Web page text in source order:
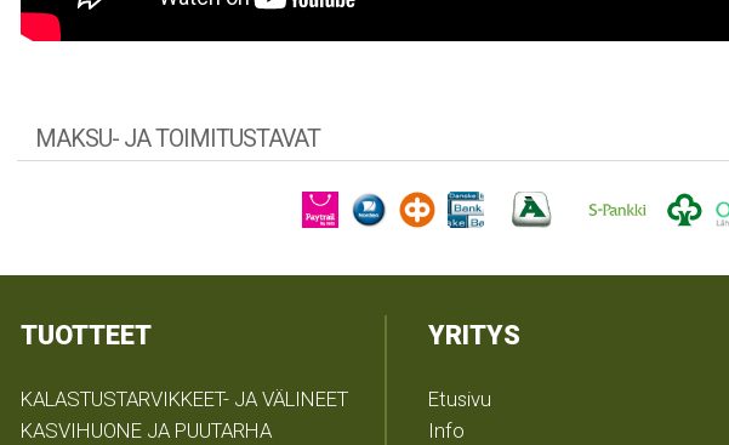
MAKSU- JA TOIMITUSTAVAT
TUOTTEET
KALASTUSTARVIKKEET- JA VÄLINEET
KASVIHUONE JA PUUTARHA
YRITYS
Etusivu
Info